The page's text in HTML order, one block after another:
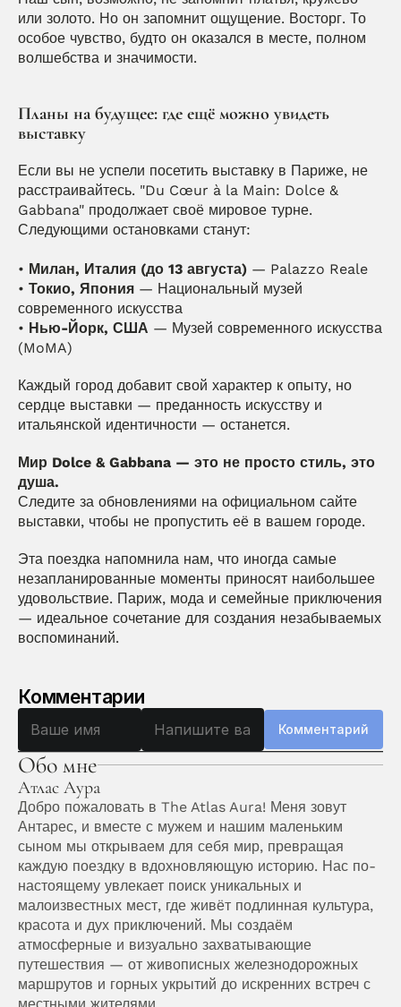
или золото. Но он запомнит ощущение. Восторг. То
особое чувство, будто он оказался в месте, полном
волшебства и значимости.
Планы на будущее: где ещё можно увидеть
выставку
Если вы не успели посетить выставку в Париже, не
расстраивайтесь. "Du Cœur à la Main: Dolce &
Gabbana" продолжает своё мировое турне.
Следующими остановками станут:
• Милан, Италия (до 13 августа) — Palazzo Reale
• Токио, Япония — Национальный музей
современного искусства
• Нью-Йорк, США — Музей современного искусства
(MoMA)
Каждый город добавит свой характер к опыту, но
сердце выставки — преданность искусству и
итальянской идентичности — останется.
Мир Dolce & Gabbana — это не просто стиль, это
душа.
Следите за обновлениями на официальном сайте
выставки, чтобы не пропустить её в вашем городе.
Эта поездка напомнила нам, что иногда самые
незапланированные моменты приносят наибольшее
удовольствие. Париж, мода и семейные приключения
— идеальное сочетание для создания незабываемых
воспоминаний.
Комментарии
Комментарий
Обо мне
Атлас Аура
Добро пожаловать в The Atlas Aura! Меня зовут
Антарес, и вместе с мужем и нашим маленьким
сыном мы открываем для себя мир, превращая
каждую поездку в вдохновляющую историю. Нас по-
настоящему увлекает поиск уникальных и
малоизвестных мест, где живёт подлинная культура,
красота и дух приключений. Мы создаём
атмосферные и визуально захватывающие
путешествия — от живописных железнодорожных
маршрутов и горных укрытий до искренних встреч с